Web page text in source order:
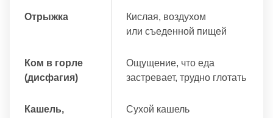
Отрыжка
Кислая, воздухом
или съеденной пищей
Ком в горле
(дисфагия)
Ощущение, что еда
застревает, трудно глотать
Кашель,
Сухой кашель